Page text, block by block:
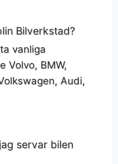
Bilverkstad?
vanliga
Volvo, BMW,
Audi,
servar bilen